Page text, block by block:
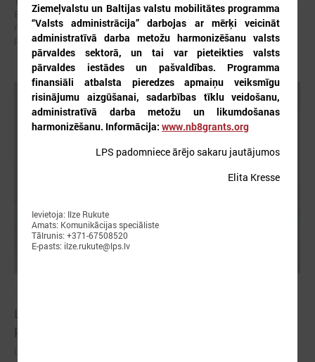
Eiropas Pilsētu noturības forums (EURESFO 2026), kas pulcē vairāk
nekā 400 pašvaldību vadītājus, pilsētplānotājus, klimata ekspertus un
politikas veidotājus no visas Eiropas.
Ziemeļvalstu un Baltijas valstu mobilitātes programma
“Valsts administrācija” darbojas ar mērķi veicināt
administratīvā darba metožu harmonizēšanu valsts
pārvaldes sektorā, un tai var pieteikties valsts
pārvaldes iestādes un pašvaldības. Programma
finansiāli atbalsta pieredzes apmaiņu veiksmīgu
risinājumu aizgūšanai, sadarbības tīklu veidošanu,
administratīvā darba metožu un likumdošanas
harmonizēšanu. Informācija: www.nb8grants.org
LPS padomniece ārējo sakaru jautājumos
Elita Kresse
Ievietoja: Ilze Rukute
Amats: Komunikācijas speciāliste
Tālrunis: +371-67508520
E-pasts: ilze.rukute@lps.lv